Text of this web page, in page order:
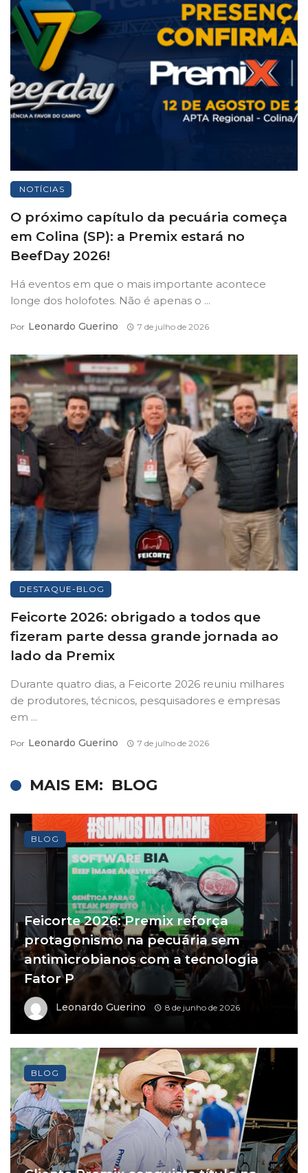
NOTÍCIAS
O próximo capítulo da pecuária começa
em Colina (SP): a Premix estará no
BeefDay 2026!
Há eventos em que o mais importante acontece
longe dos holofotes. Não é apenas o ...
Por Leonardo Guerino 7 de julho de 2026
DESTAQUE-BLOG
Feicorte 2026: obrigado a todos que
fizeram parte dessa grande jornada ao
lado da Premix
Durante quatro dias, a Feicorte 2026 reuniu milhares
de produtores, técnicos, pesquisadores e empresas
em ...
Por Leonardo Guerino 7 de julho de 2026
MAIS EM: BLOG
Feicorte 2026: Premix reforça
protagonismo na pecuária sem
antimicrobianos com a tecnologia
Fator P
Leonardo Guerino 8 de junho de 2026
BLOG
BLOG